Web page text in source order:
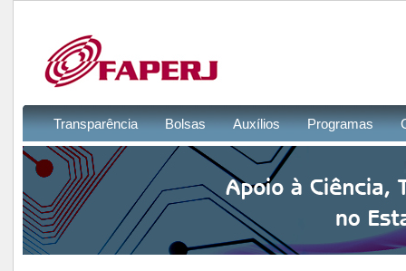
Transparência Bolsas Auxílios Programas